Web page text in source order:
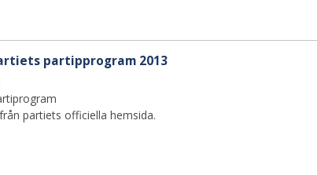
partipprogram 2013
partiets officiella hemsida.